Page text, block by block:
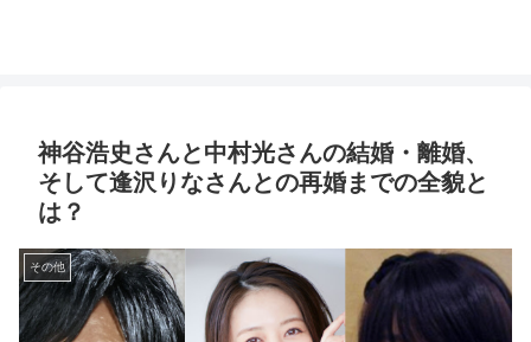
神谷浩史さんと中村光さんの結婚・離婚、
そして逢沢りなさんとの再婚までの全貌と
は？
その他